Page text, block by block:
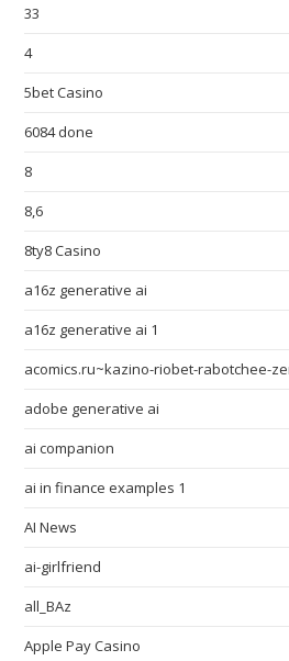
33
4
5bet Casino
6084 done
8
8,6
8ty8 Casino
a16z generative ai
a16z generative ai 1
acomics.ru~kazino-riobet-rabotchee-
adobe generative ai
ai companion
ai in finance examples 1
AI News
ai-girlfriend
all_BAz
Apple Pay Casino